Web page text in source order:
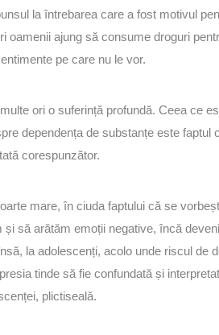
la întrebarea care a fost motivul
oamenii ajung să consume droguri
pe care nu le vor.
ori o suferință profundă. Ceea ce
dependența de substanțe este faptul
corespunzător.
mare, în ciuda faptului că se
și să arătăm emoții negative, încă
la adolescenți, acolo unde riscul de
tinde să fie confundată și
plictiseală.